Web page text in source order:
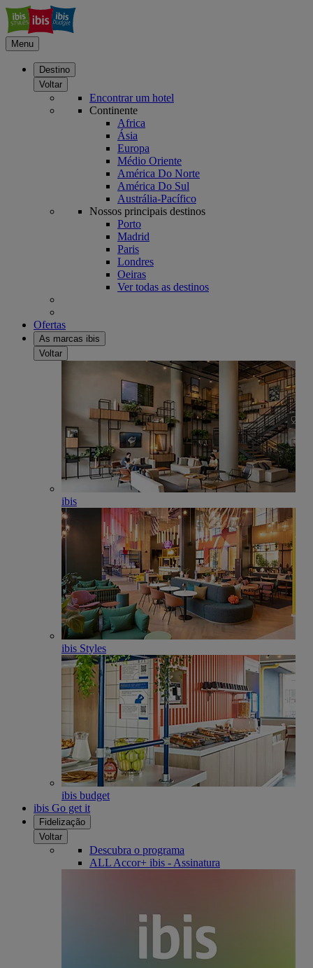
Menu
Destino
Voltar
Encontrar um hotel
Continente
Africa
Ásia
Europa
Médio Oriente
América Do Norte
América Do Sul
Austrália-Pacífico
Nossos principais destinos
Porto
Madrid
Paris
Londres
Oeiras
Ver todas as destinos
Ofertas
As marcas ibis
Voltar
ibis
ibis Styles
ibis budget
ibis Go get it
Fidelização
Voltar
Descubra o programa
ALL Accor+ ibis - Assinatura